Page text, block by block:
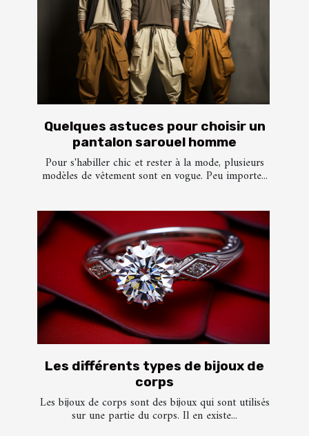
Quelques astuces pour choisir un
pantalon sarouel homme
Pour s'habiller chic et rester à la mode, plusieurs
modèles de vêtement sont en vogue. Peu importe...
Les différents types de bijoux de
corps
Les bijoux de corps sont des bijoux qui sont utilisés
sur une partie du corps. Il en existe...